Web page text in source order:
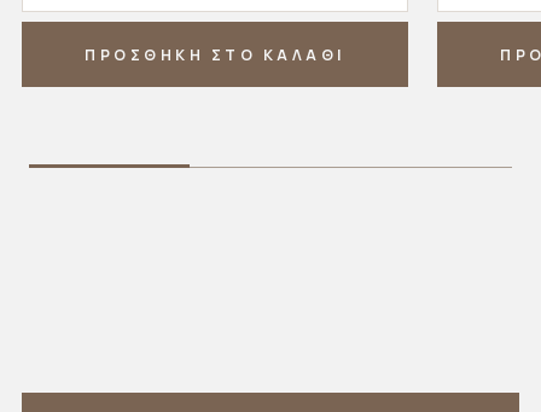
ΠΡΟΣΘΗΚΗ ΣΤΟ ΚΑΛΑΘΙ